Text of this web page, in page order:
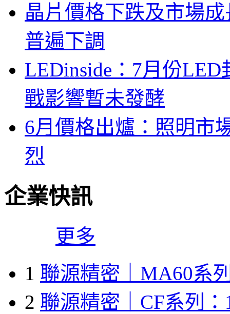
晶片價格下跌及市場
普遍下調
LEDinside：7月份
戰影響暫未發酵
6月價格出爐：照明市
烈
企業快訊
更多
1 聯源精密｜MA60系
2 聯源精密｜CF系列：